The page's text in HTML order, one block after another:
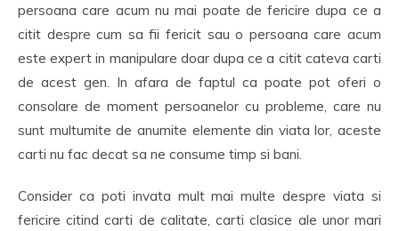
persoana care acum nu mai poate de fericire dupa ce a
citit despre cum sa fii fericit sau o persoana care acum
este expert in manipulare doar dupa ce a citit cateva carti
de acest gen. In afara de faptul ca poate pot oferi o
consolare de moment persoanelor cu probleme, care nu
sunt multumite de anumite elemente din viata lor, aceste
carti nu fac decat sa ne consume timp si bani.
Consider ca poti invata mult mai multe despre viata si
fericire citind carti de calitate, carti clasice ale unor mari